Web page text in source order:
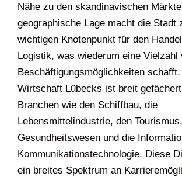
Nähe zu den skandinavischen
geographische Lage macht die Stadt
wichtigen Knotenpunkt für den
Logistik, was wiederum eine Vielzahl
Beschäftigungsmöglichkeiten
Wirtschaft Lübecks ist breit
Branchen wie den Schiffbau, die
Lebensmittelindustrie, den
Gesundheitswesen und die
Kommunikationstechnologie. Diese
ein breites Spektrum an